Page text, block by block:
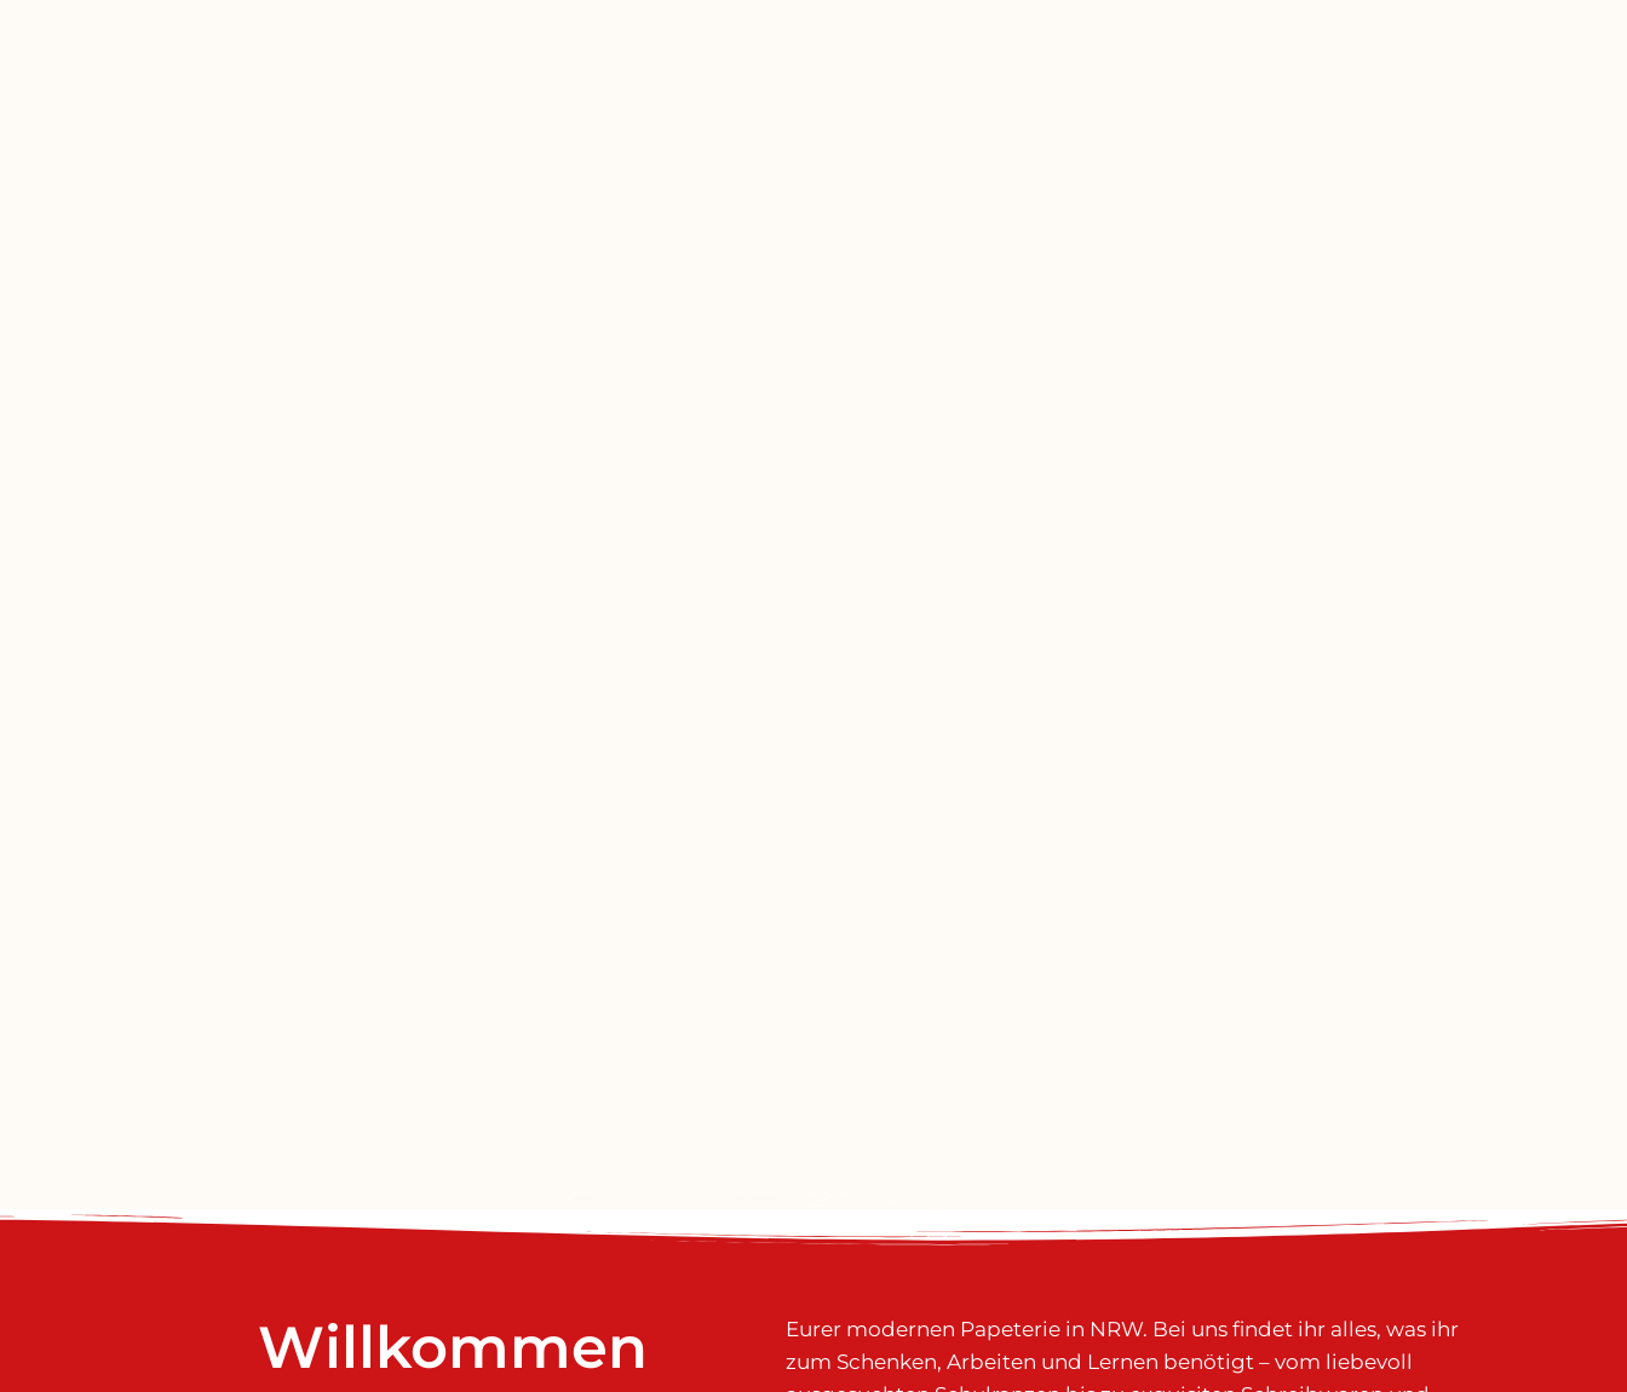
Willkommen
Eurer modernen Papeterie in NRW. Bei uns findet ihr alles, was ihr
zum Schenken, Arbeiten und Lernen benötigt – vom liebevoll